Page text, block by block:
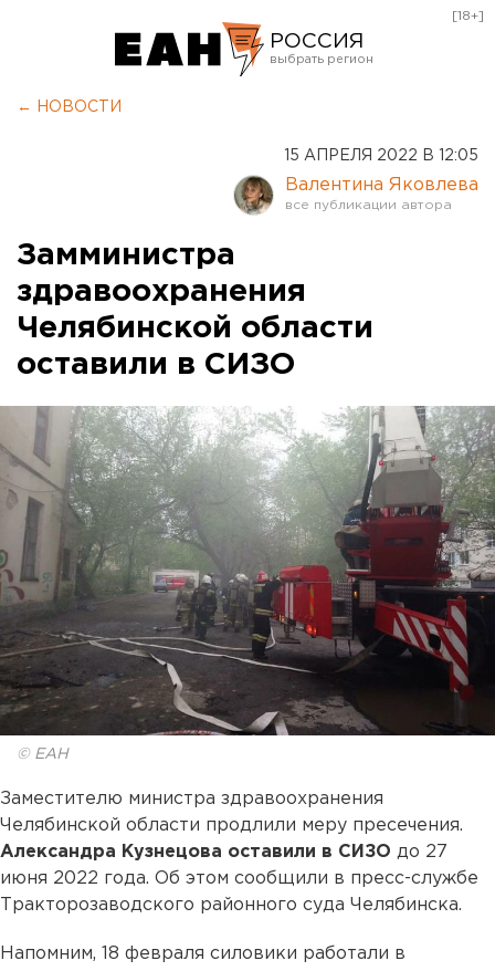
РОССИЯ
Оренбург
[18+]
← НОВОСТИ
15 АПРЕЛЯ 2022 В 12:05
Валентина Яковлева
Замминистра
здравоохранения
Челябинской области
оставили в СИЗО
© ЕАН
Заместителю министра здравоохранения
Челябинской области продлили меру пресечения.
Александра Кузнецова оставили в СИЗО до 27
июня 2022 года. Об этом сообщили в пресс-службе
Тракторозаводского районного суда Челябинска.
Напомним, 18 февраля силовики работали в